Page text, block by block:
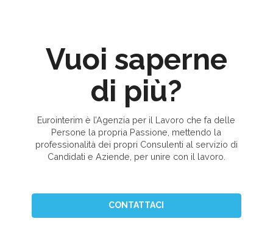
Vuoi saperne
di più?
Eurointerim è l’Agenzia per il Lavoro che fa delle
Persone la propria Passione, mettendo la
professionalità dei propri Consulenti al servizio di
Candidati e Aziende, per unire con il lavoro.
CONTATTACI